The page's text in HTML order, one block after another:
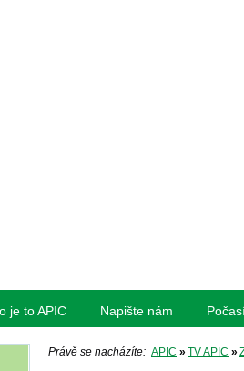
je to APIC Napište nám
Právě se nacházíte: APIC » TV APIC »